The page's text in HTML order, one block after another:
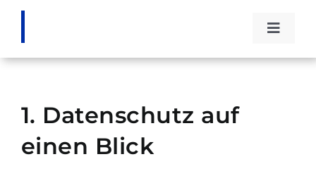
Zum
springen
Toggle
Die
1. Datenschutz auf
einen Blick